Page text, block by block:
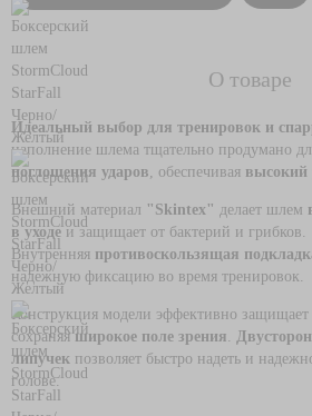
О товаре
Идеальный выбор для тренировок и
наполнение шлема тщательно продумано
поглощения ударов , обеспечивая высокий
Внешний материал "Skintex" делает шлем
в уходеи защищает от бактерий и грибков.
Внутренняя противоскользящая
надежную фиксацию во время тренировок.
Конструкция модели эффективно защищает
сохраняяширокое поле зрения
липучек позволяет быстро надеть и
голове.